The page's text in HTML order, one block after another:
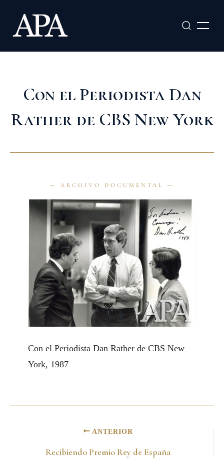
contenido
Con el Periodista Dan
Rather de CBS New York
Con el Periodista Dan Rather de CBS New
York, 1987
ANTERIOR
Recibiendo Premio Rey de España